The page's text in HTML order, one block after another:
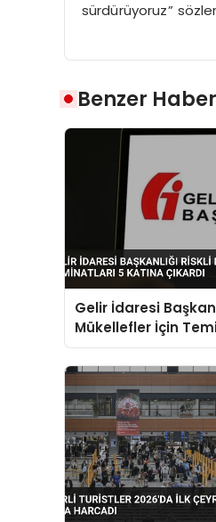
sürdürüyoruz”
Benzer
Gelir İdaresi
Mükellefler İçin
Katına Çıkardı